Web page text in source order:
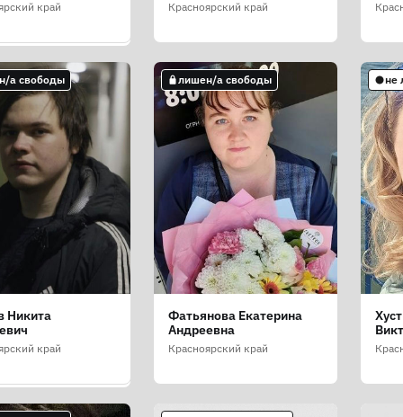
край
край Красноярский край
а свободы
Владислав
край
а свободы
Никита
край
лишен/а свободы
Фатьянова Екатерина
Андреевна
Красноярский край
не